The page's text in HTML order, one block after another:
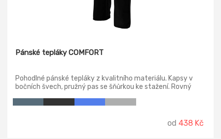
Pánské tepláky COMFORT
Pohodlné pánské tepláky z kvalitního materiálu. Kapsy v
bočních švech, pružný pas se šňůrkou ke stažení. Rovný
od 438 Kč